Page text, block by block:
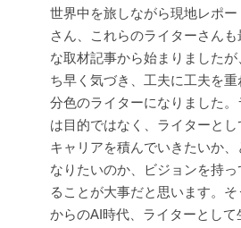
世界中を旅しながら現地レポ
さん、これらのライターさんも
な取材記事から始まりました
ち早く気づき、工夫に工夫を
分色のライターになりました
は目的ではなく、ライターと
キャリアを積んでいきたいか
なりたいのか、ビジョンを持
ることが大事だと思います。
からのAI時代、ライターとして